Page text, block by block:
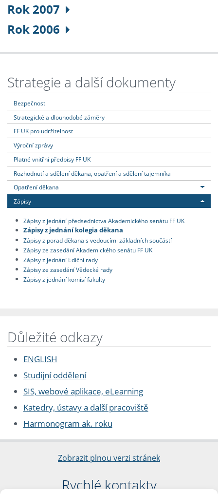
Rok 2007
Rok 2006
Strategie a další dokumenty
Bezpečnost
Strategické a dlouhodobé záměry
FF UK pro udržitelnost
Výroční zprávy
Platné vnitřní předpisy FF UK
Rozhodnutí a sdělení děkana, opatření a sdělení tajemníka
Opatření děkana
Zápisy
Zápisy z jednání předsednictva Akademického senátu FF UK
Zápisy z jednání kolegia děkana
Zápisy z porad děkana s vedoucími základních součástí
Zápisy ze zasedání Akademického senátu FF UK
Zápisy z jednání Ediční rady
Zápisy ze zasedání Vědecké rady
Zápisy z jednání komisí fakulty
Důležité odkazy
ENGLISH
Studijní oddělení
SIS, webové aplikace, eLearning
Katedry, ústavy a další pracoviště
Harmonogram ak. roku
Zobrazit plnou verzi stránek
Rychlé kontakty